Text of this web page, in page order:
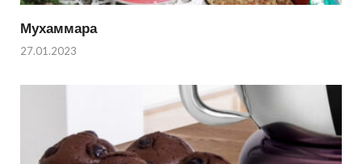
Мухаммара
27.01.2023